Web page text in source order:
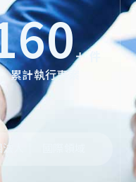
累計執行專案
＋ 件
人｜